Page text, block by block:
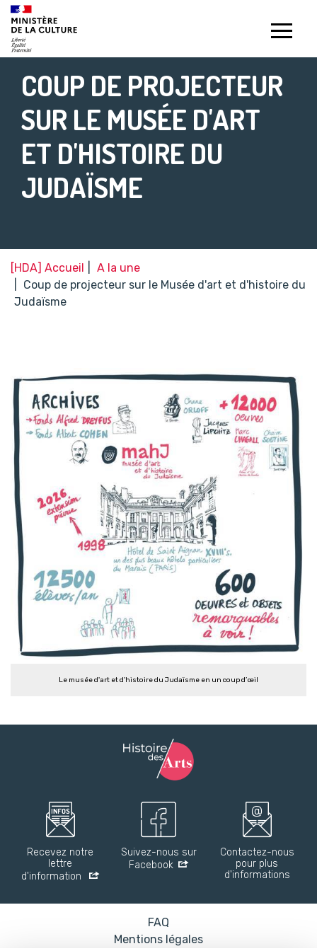
COUP DE PROJECTEUR
SUR LE MUSÉE D'ART
ET D'HISTOIRE DU
JUDAÏSME
[HDA] Accueil
A la une
Coup de projecteur sur le Musée d'art et d'histoire du
Judaïsme
Le musée d'art et d'histoire du Judaïsme en un coup d’œil
Recevez notre
lettre
d'information
Suivez-nous sur
Facebook
Contactez-nous
pour plus
d'informations
FAQ
Mentions légales
Gestion de vos préférences sur les témoins de connexion